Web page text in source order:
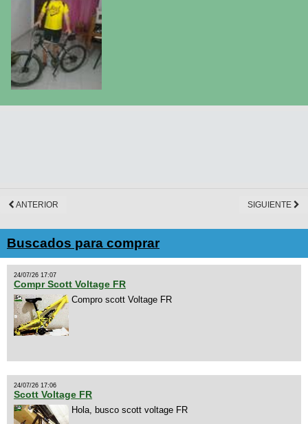
ANTERIOR SIGUIENTE
Buscados para comprar
24/07/26 17:07
Compr Scott Voltage FR
Compro scott Voltage FR
24/07/26 17:06
Scott Voltage FR
Hola, busco scott voltage FR